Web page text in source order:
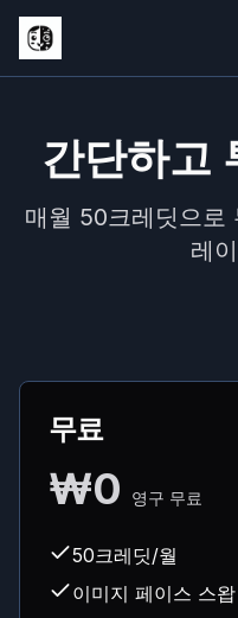
간단하고
매월 50크레딧으로
레
무료
₩0 영구 무료
50크레딧/월
이미지 페이스 스